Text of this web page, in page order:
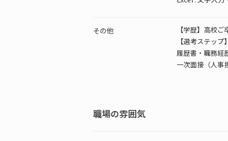
その他
【学歴】高校ご
【選考ステップ】
履歴書・職務経
一次面接（人事
職場の雰囲気